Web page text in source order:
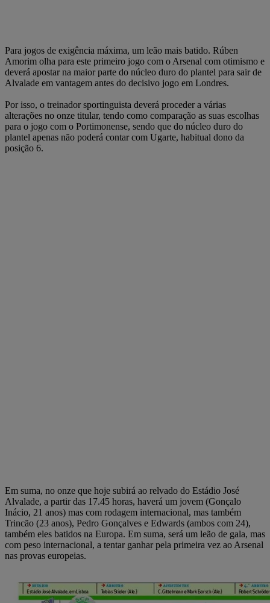
Para jogos de exigência máxima, um leão mais batido. Rúben
Amorim olha para este primeiro jogo com o Arsenal com otimismo e
deverá apostar na maior parte do núcleo duro do plantel para sair de
Alvalade em vantagem antes do decisivo jogo em Londres.
Por isso, o treinador sportinguista deverá proceder a várias
alterações no onze titular, tendo como comparação as suas escolhas
para o jogo com o Portimonense, sendo que do núcleo duro do
plantel apenas não poderá contar com Ugarte, habitual dono da
posição 6.
Em suma, no onze que hoje subirá ao relvado do Estádio José
Alvalade, a partir das 17.45 horas, haverá um jovem (Gonçalo
Inácio, 21 anos) mas com rodagem internacional, mas também
Trincão (23 anos), Pedro Gonçalves e Edwards (ambos com 24),
também eles batidos na Europa. Em suma, será um leão de gala, mas
com peso internacional, a tentar ganhar pela primeira vez ao Arsenal
nas provas europeias.